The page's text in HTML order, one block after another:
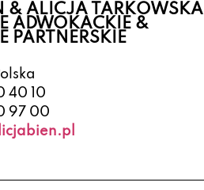
& ALICJA TARKOWSKA
ADWOKACKIE &
PARTNERSKIE
40 10
97 00